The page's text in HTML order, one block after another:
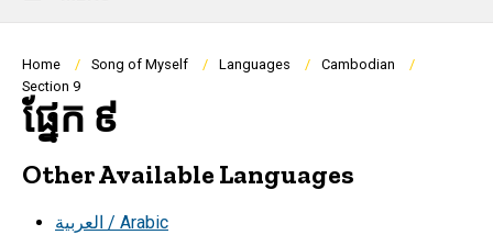
Main
Navigation
Breadcrumb
Home Song of Myself Languages
Cambodian
Section 9
ផ្នែក ៩
Other Available Languages
العربية / Arabic